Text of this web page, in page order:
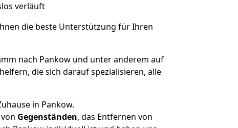
verläuft
die beste Unterstützung für Ihren
nach Pankow und unter anderem auf
die sich darauf spezialisieren, alle
in Pankow.
von Gegenständen, das Entfernen von